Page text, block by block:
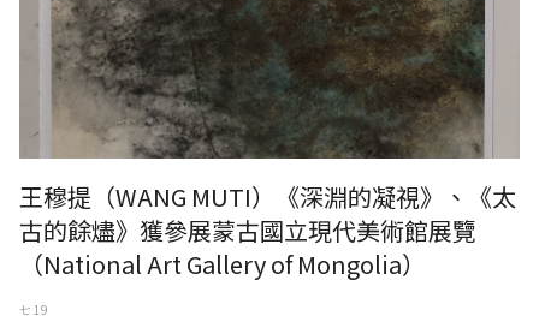
王穆提（WANG MUTI）《深淵的凝視》、《太
古的餘燼》獲參展蒙古國立現代美術館展覽
（National Art Gallery of Mongolia）
七 19